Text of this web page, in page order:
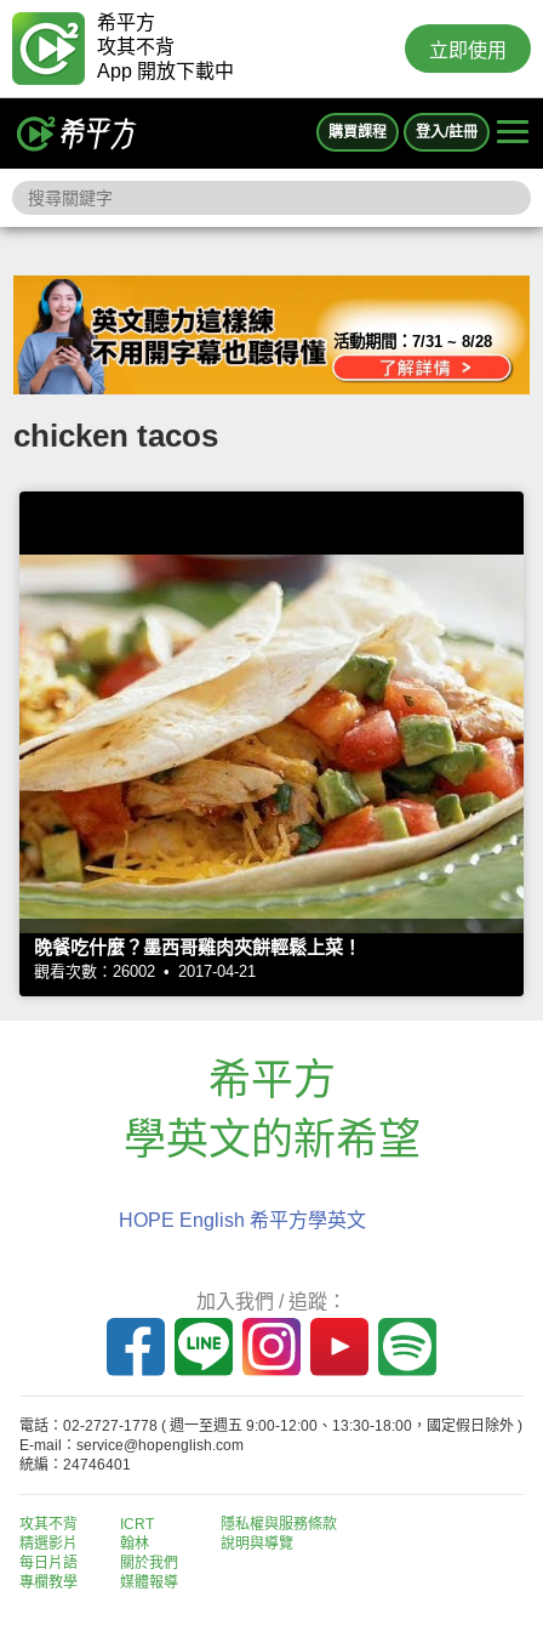
希平方
攻其不背
App 開放下載中
立即使用
購買課程 登入/註冊
活動期間：7/31 ~ 8/28
chicken tacos
晚餐吃什麼？墨西哥雞肉夾餅輕鬆上菜！
觀看次數：26002 • 2017-04-21
希平方
學英文的新希望
HOPE English 希平方學英文
加入我們 / 追蹤：
電話：02-2727-1778 ( 週一至週五 9:00-12:00、13:30-18:00，國定假日除外 )
E-mail：service@hopenglish.com
統編：24746401
攻其不背
精選影片
每日片語
專欄教學
ICRT
翰林
關於我們
媒體報導
隱私權與服務條款
說明與導覽